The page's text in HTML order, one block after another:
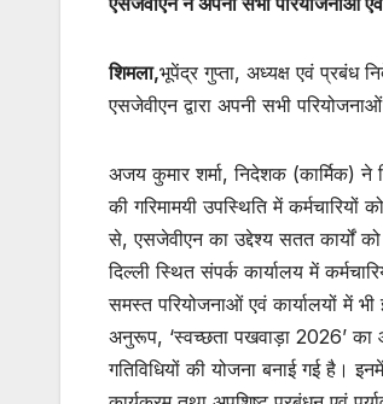
श‍िमला,भूपेंद्र गुप्ता, अध्‍यक्ष एवं प्रबंध
एसजेवीएन द्वारा अपनी सभी
अजय कुमार शर्मा, निदेशक (कार्मिक)
की गरिमामयी उपस्थिति में
से, एसजेवीएन का उद्देश्य सतत कार्यों
दिल्ली स्थित संपर्क कार्यालय में
समस्त परियोजनाओं एवं कार्यालयों में
अनुरूप, ‘स्वच्छता पखवाड़ा 2026’
गतिविधियों की योजना बनाई गई है।